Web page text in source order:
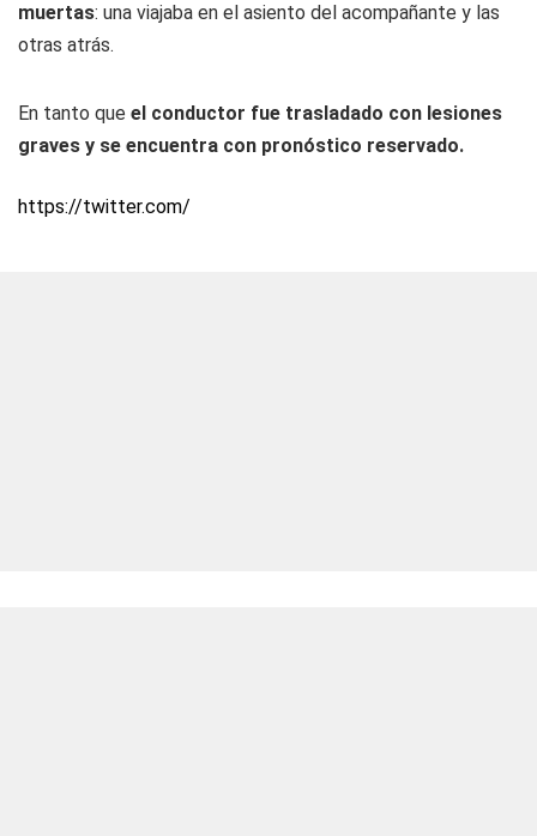
muertas: una viajaba en el asiento del acompañante y las
otras atrás.
En tanto que el conductor fue trasladado con lesiones
graves y se encuentra con pronóstico reservado.
https://twitter.com/